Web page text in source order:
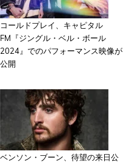
コールドプレイ、キャピタル
FM『ジングル・ベル・ボール
2024』でのパフォーマンス映像が
公開
ベンソン・ブーン、待望の来日公